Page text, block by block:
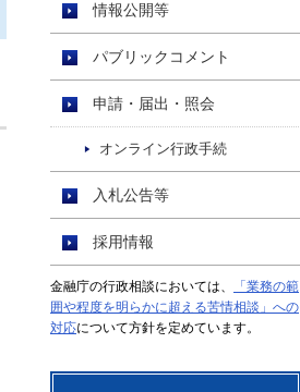
情報公開等
パブリックコメント
申請・届出・照会
オンライン行政手続
入札公告等
採用情報
金融庁の行政相談においては、
「業務の範
囲や程度を明らかに超える苦情相談」への
対応について方針を定めています。